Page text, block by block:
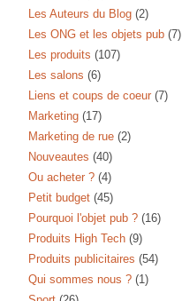
Les Auteurs du Blog (2)
Les ONG et les objets pub (7)
Les produits (107)
Les salons (6)
Liens et coups de coeur (7)
Marketing (17)
Marketing de rue (2)
Nouveautes (40)
Ou acheter ? (4)
Petit budget (45)
Pourquoi l'objet pub ? (16)
Produits High Tech (9)
Produits publicitaires (54)
Qui sommes nous ? (1)